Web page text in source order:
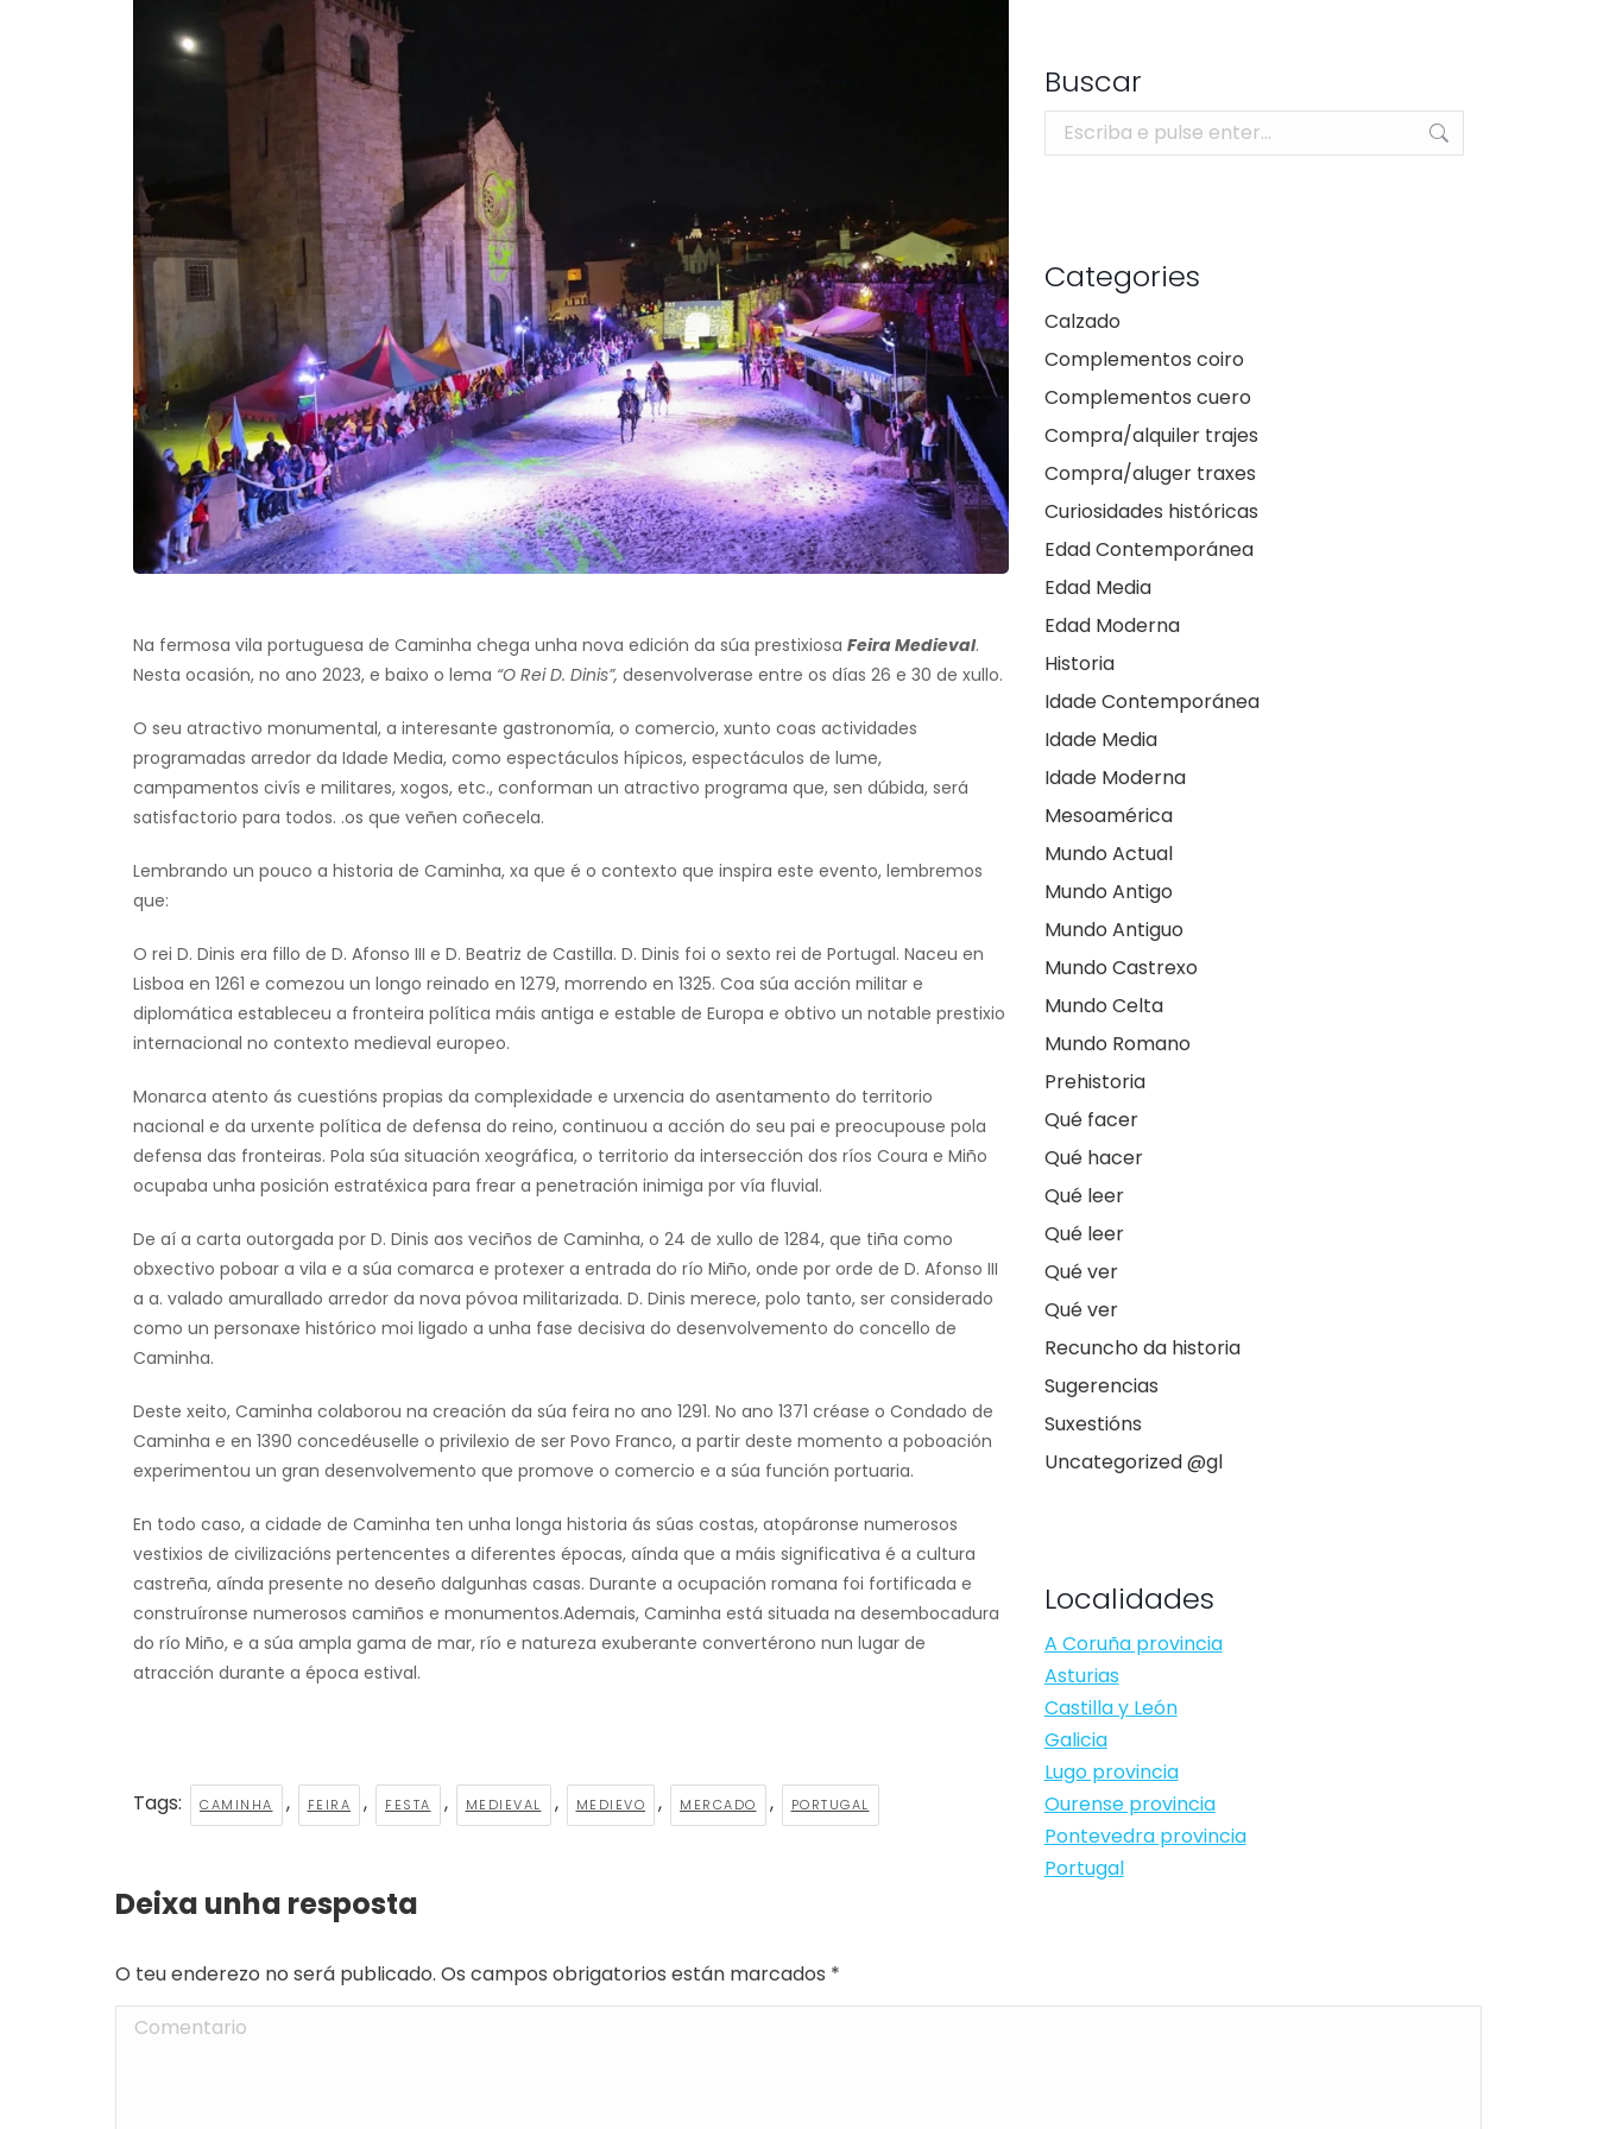
Na fermosa vila portuguesa de Caminha chega unha nova edición da súa prestixiosa Feira Medieval.
Nesta ocasión, no ano 2023, e baixo o lema “O Rei D. Dinis”, desenvolverase entre os días 26 e 30 de xullo.
O seu atractivo monumental, a interesante gastronomía, o comercio, xunto coas actividades
programadas arredor da Idade Media, como espectáculos hípicos, espectáculos de lume,
campamentos civís e militares, xogos, etc., conforman un atractivo programa que, sen dúbida, será
satisfactorio para todos. .os que veñen coñecela.
Lembrando un pouco a historia de Caminha, xa que é o contexto que inspira este evento, lembremos
que:
O rei D. Dinis era fillo de D. Afonso III e D. Beatriz de Castilla. D. Dinis foi o sexto rei de Portugal. Naceu en
Lisboa en 1261 e comezou un longo reinado en 1279, morrendo en 1325. Coa súa acción militar e
diplomática estableceu a fronteira política máis antiga e estable de Europa e obtivo un notable prestixio
internacional no contexto medieval europeo.
Monarca atento ás cuestións propias da complexidade e urxencia do asentamento do territorio
nacional e da urxente política de defensa do reino, continuou a acción do seu pai e preocupouse pola
defensa das fronteiras. Pola súa situación xeográfica, o territorio da intersección dos ríos Coura e Miño
ocupaba unha posición estratéxica para frear a penetración inimiga por vía fluvial.
De aí a carta outorgada por D. Dinis aos veciños de Caminha, o 24 de xullo de 1284, que tiña como
obxectivo poboar a vila e a súa comarca e protexer a entrada do río Miño, onde por orde de D. Afonso III
a a. valado amurallado arredor da nova póvoa militarizada. D. Dinis merece, polo tanto, ser considerado
como un personaxe histórico moi ligado a unha fase decisiva do desenvolvemento do concello de
Caminha.
Deste xeito, Caminha colaborou na creación da súa feira no ano 1291. No ano 1371 créase o Condado de
Caminha e en 1390 concedéuselle o privilexio de ser Povo Franco, a partir deste momento a poboación
experimentou un gran desenvolvemento que promove o comercio e a súa función portuaria.
En todo caso, a cidade de Caminha ten unha longa historia ás súas costas, atopáronse numerosos
vestixios de civilizacións pertencentes a diferentes épocas, aínda que a máis significativa é a cultura
castreña, aínda presente no deseño dalgunhas casas. Durante a ocupación romana foi fortificada e
construíronse numerosos camiños e monumentos.Ademais, Caminha está situada na desembocadura
do río Miño, e a súa ampla gama de mar, río e natureza exuberante convertérono nun lugar de
atracción durante a época estival.
Tags: CAMINHA , FEIRA , FESTA , MEDIEVAL , MEDIEVO , MERCADO , PORTUGAL
Buscar
Search:
Categories
Calzado
Complementos coiro
Complementos cuero
Compra/alquiler trajes
Compra/aluger traxes
Curiosidades históricas
Edad Contemporánea
Edad Media
Edad Moderna
Historia
Idade Contemporánea
Idade Media
Idade Moderna
Mesoamérica
Mundo Actual
Mundo Antigo
Mundo Antiguo
Mundo Castrexo
Mundo Celta
Mundo Romano
Prehistoria
Qué facer
Qué hacer
Qué leer
Qué leer
Qué ver
Qué ver
Recuncho da historia
Sugerencias
Suxestións
Uncategorized @gl
Localidades
A Coruña provincia
Asturias
Castilla y León
Galicia
Lugo provincia
Ourense provincia
Pontevedra provincia
Portugal
Deixa unha resposta
O teu enderezo no será publicado. Os campos obrigatorios están marcados *
Comentario